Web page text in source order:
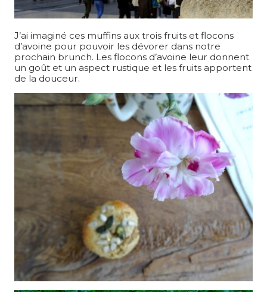
J’ai imaginé ces muffins aux trois fruits et flocons
d’avoine pour pouvoir les dévorer dans notre
prochain brunch. Les flocons d’avoine leur donnent
un goût et un aspect rustique et les fruits apportent
de la douceur.